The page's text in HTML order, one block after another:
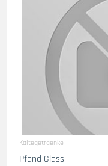
Kaltegetraenke
Pfand Glass